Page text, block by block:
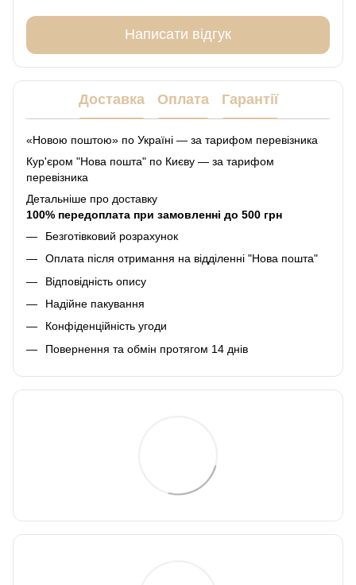
Написати відгук
Доставка Оплата Гарантії
«Новою поштою» по Україні — за тарифом перевізника
Кур'єром "Нова пошта" по Києву — за тарифом
перевізника
Детальніше про доставку
100% передоплата при замовленні до 500 грн
Безготівковий розрахунок
Оплата після отримання на відділенні "Нова пошта"
Відповідність опису
Надійне пакування
Конфіденційність угоди
Повернення та обмін протягом 14 днів